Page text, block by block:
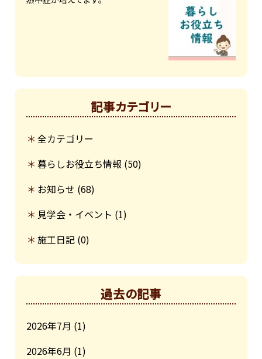
記事カテゴリー
全カテゴリー
暮らしお役立ち情報 (50)
お知らせ (68)
見学会・イベント (1)
施工日記 (0)
過去の記事
2026年7月 (1)
2026年6月 (1)